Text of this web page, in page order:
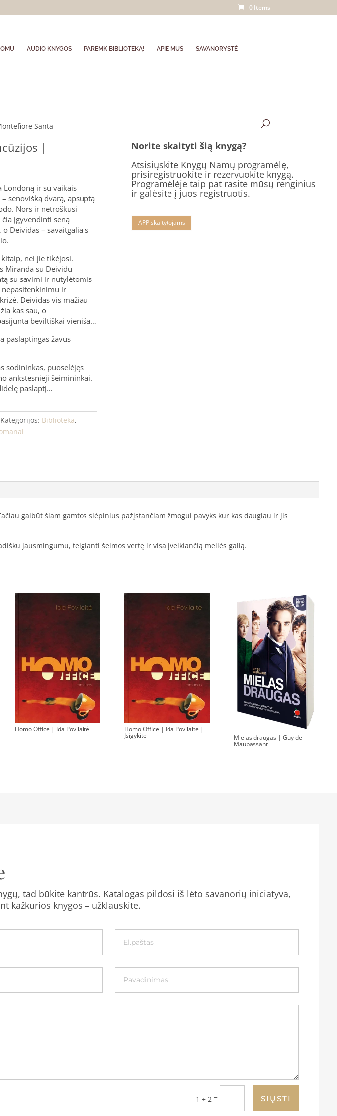
0 Items
AUDIO KNYGOS PAREMK BIBLIOTEKĄ! APIE MUS SAVANORYSTĖ
Santa
|
Londoną ir su vaikais
senovišką dvarą, apsuptą
Nors ir netroškusi
įgyvendinti seną
Deividas – savaitgaliais
nei jie tikėjosi.
Miranda su Deividu
su savimi ir nutylėtomis
nepasitenkinimu ir
Deividas vis mažiau
kas sau, o
beviltiškai vieniša…
paslaptingas žavus
sodininkas, puoselėjęs
ankstesnieji šeimininkai.
paslaptį…
Kategorijos: Biblioteka,
Norite skaityti šią knygą?
Atsisiųskite Knygų Namų programėlę,
prisiregistruokite ir rezervuokite knygą.
Programėlėje taip pat rasite mūsų renginius
ir galėsite į juos registruotis.
APP skaitytojams
galbūt šiam gamtos slėpinius pažįstančiam žmogui pavyks kur kas daugiau ir jis
jausmingumu, teigianti šeimos vertę ir visa įveikiančią meilės galią.
Homo Office | Ida Povilaitė Homo Office | Ida Povilaitė |
Įsigykite Mielas draugas | Guy de
Maupassant
tad būkite kantrūs. Katalogas pildosi iš lėto savanorių iniciatyva,
kažkurios knygos – užklauskite.
1 + 2 = SIŲSTI